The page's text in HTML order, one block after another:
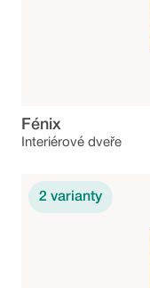
Fénix
Interiérové dveře
2 varianty